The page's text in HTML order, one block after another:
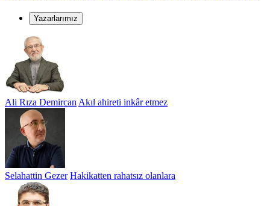
Yazarlarımız
Ali Rıza DemircanAkıl ahireti inkâr etmez
Selahattin Gezer Hakikatten rahatsız olanlara